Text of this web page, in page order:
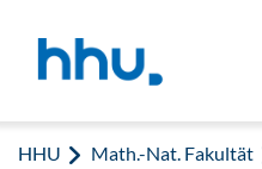
HHU Math.-Nat. Fakultät